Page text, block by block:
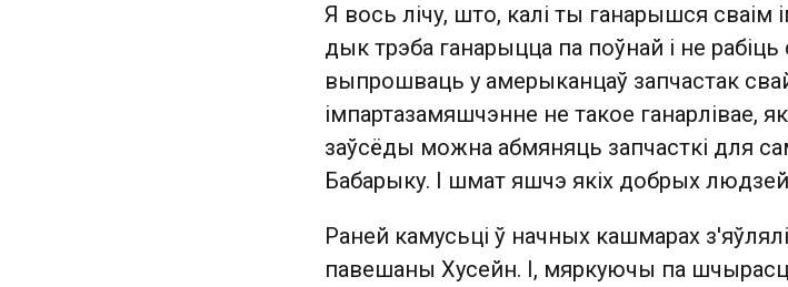
Я вось лічу, што, калі ты ганарышся сваім
дык трэба ганарыцца па поўнай і не
выпрошваць у амерыканцаў запчастак
імпартазамяшчэнне не такое ганарлівае,
заўсёды можна абмяняць запчасткі для
Бабарыку. І шмат яшчэ якіх добрых
Раней камусьці ў начных кашмарах
павешаны Хусейн. І, мяркуючы па